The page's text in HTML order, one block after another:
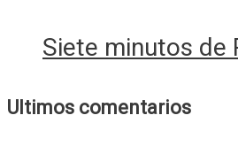
Siete minutos de
Ultimos comentarios